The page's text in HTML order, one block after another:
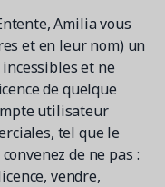
Amilia vous
et en leur nom) un
et ne
de quelque
utilisateur
tel que le
de ne pas :
vendre,